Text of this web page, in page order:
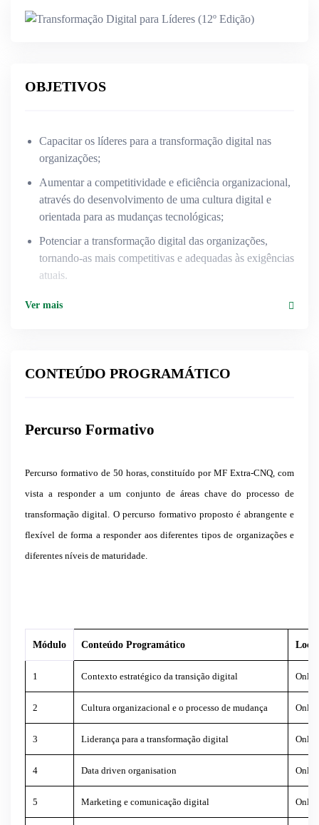
OBJETIVOS
Capacitar os líderes para a transformação digital nas
organizações;
Aumentar a competitividade e eficiência organizacional,
através do desenvolvimento de uma cultura digital e
orientada para as mudanças tecnológicas;
Potenciar a transformação digital das organizações,
tornando-as mais competitivas e adequadas às exigências
atuais.
Ver mais
CONTEÚDO PROGRAMÁTICO
Percurso Formativo
Percurso formativo de 50 horas, constituído por MF Extra-CNQ, com
vista a responder a um conjunto de áreas chave do processo de
transformação digital. O percurso formativo proposto é abrangente e
flexível de forma a responder aos diferentes tipos de organizações e
diferentes níveis de maturidade.
Módulo Conteúdo Programático Local
1 Contexto estratégico da transição digital
2 Cultura organizacional e o processo de mudança
3 Liderança para a transformação digital
4 Data driven organisation
5 Marketing e comunicação digital